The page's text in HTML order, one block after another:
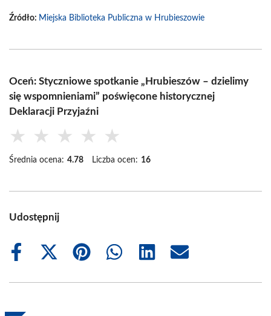
Źródło: Miejska Biblioteka Publiczna w Hrubieszowie
Oceń: Styczniowe spotkanie „Hrubieszów – dzielimy
się wspomnieniami” poświęcone historycznej
Deklaracji Przyjaźni
★ ★ ★ ★ ★
Średnia ocena: 4.78 Liczba ocen: 16
Udostępnij
Share
Share
(Twitter)
Share
Share
Share
Share